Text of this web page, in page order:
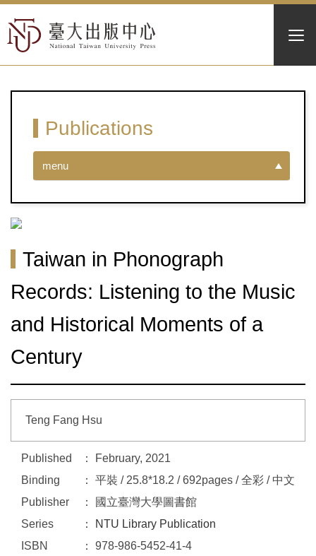
Publications
menu
Taiwan in Phonograph
Records: Listening to the Music
and Historical Moments of a
Century
Teng Fang Hsu
Published
February, 2021
Binding
平裝 / 25.8*18.2 / 692pages / 全彩 / 中文
Publisher
國立臺灣大學圖書館
Series
NTU Library Publication
ISBN
978-986-5452-41-4